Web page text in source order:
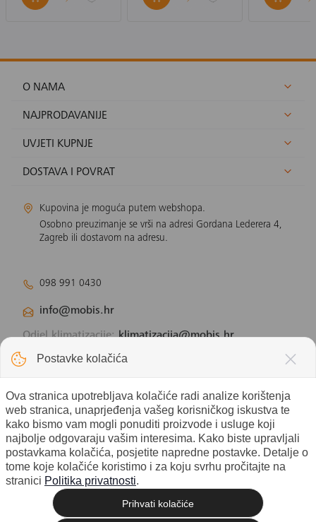
O NAMA
NAJPRODAVANIJE
UVJETI KUPNJE
DOSTAVA I POVRAT
Kupovina je moguća putem webshopa.
Osobno preuzimanje se vrši na adresi Gordana Lederera 4,
Zagreb ili dostavom na adresu.
098 991 0430
info@mobis.hr
Odjel klimatizacije:klimatizacija@mobis.hr
Odjel solarnih panela:
Postavke kolačića
Ova stranica upotrebljava kolačiće radi analize korištenja
web stranica, unaprjeđenja vašeg korisničkog iskustva te
kako bismo vam mogli ponuditi proizvode i usluge koji
najbolje odgovaraju vašim interesima. Kako biste upravljali
postavkama kolačića, posjetite napredne postavke. Detalje o
tome koje kolačiće koristimo i za koju svrhu pročitajte na
stranici Politika privatnosti.
Prihvati kolačiće